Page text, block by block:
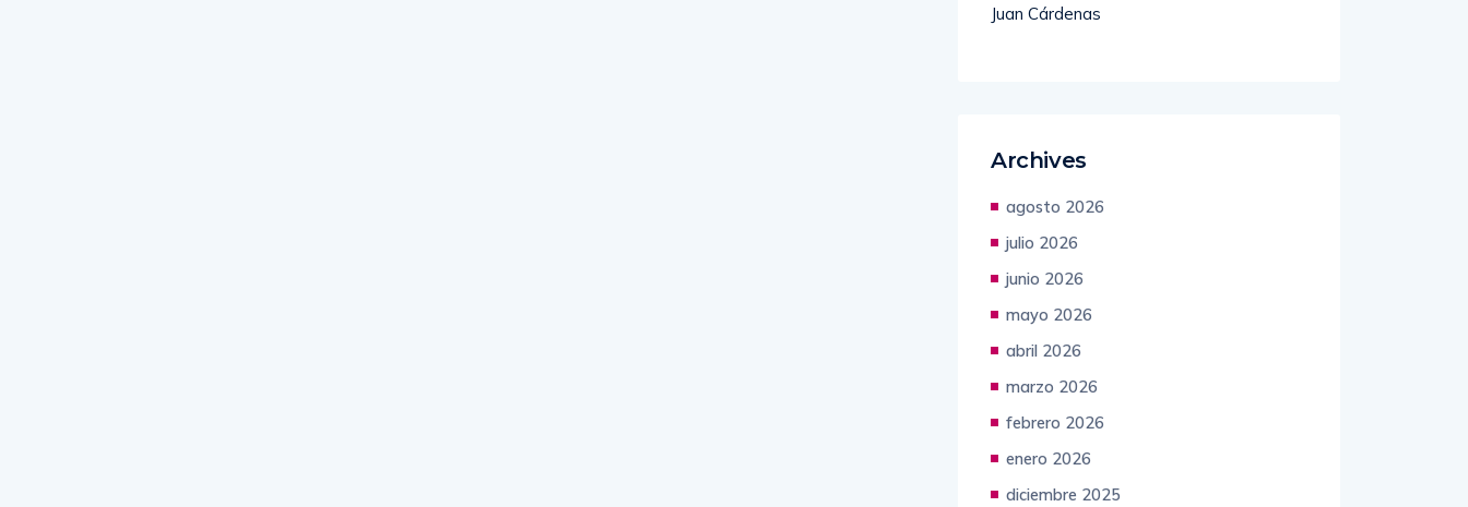
Juan Cárdenas
Archives
agosto 2026
julio 2026
junio 2026
mayo 2026
abril 2026
marzo 2026
febrero 2026
enero 2026
diciembre 2025